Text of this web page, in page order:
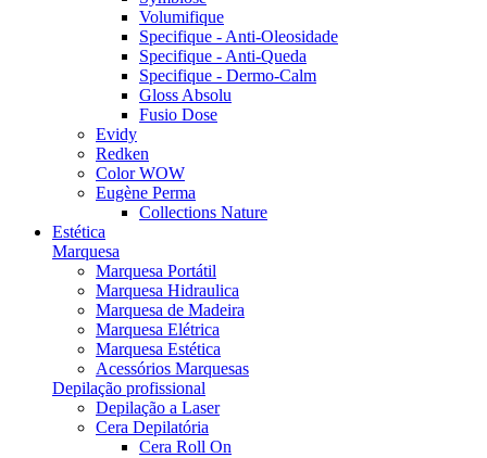
Volumifique
Specifique - Anti-Oleosidade
Specifique - Anti-Queda
Specifique - Dermo-Calm
Gloss Absolu
Fusio Dose
Evidy
Redken
Color WOW
Eugène Perma
Collections Nature
Estética
Marquesa
Marquesa Portátil
Marquesa Hidraulica
Marquesa de Madeira
Marquesa Elétrica
Marquesa Estética
Acessórios Marquesas
Depilação profissional
Depilação a Laser
Cera Depilatória
Cera Roll On